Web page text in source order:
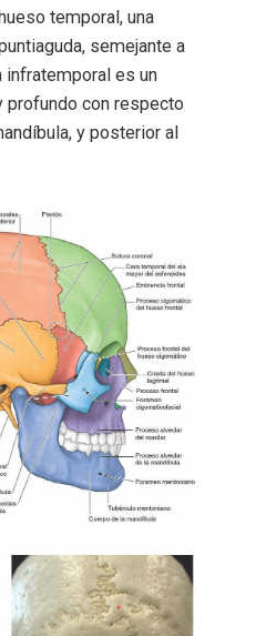
temporal, una
semejante a
infratemporal es un
profundo con respecto
y posterior al